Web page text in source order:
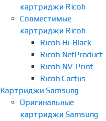
картриджи Ricoh
Совместимые
картриджи Ricoh
Ricoh Hi-Black
Ricoh NetProduct
Ricoh NV-Print
Ricoh Cactus
Картриджи Samsung
Оригинальные
картриджи Samsung